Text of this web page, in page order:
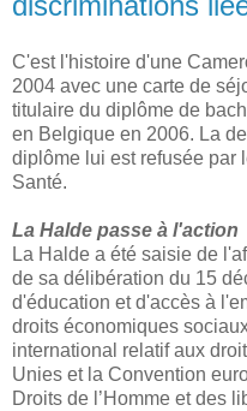
C'est l'histoire d'une
2004 avec une carte de
titulaire du diplôme de
en Belgique en 2006. La
diplôme lui est refusée par
Santé.
La Halde passe à l'action
La Halde a été saisie de
de sa délibération du 15
d'éducation et d'accès à
droits économiques
international relatif aux
Unies et la Convention
Droits de l’Homme et des